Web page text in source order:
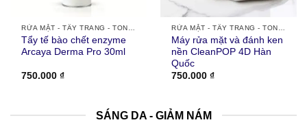
Tẩy tế bào chết enzyme
Arcaya Derma Pro 30ml
750.000₫
Máy rửa mặt và đánh ken
nền CleanPOP 4D Hàn
Quốc
750.000₫
SÁNG DA - GIẢM NÁM